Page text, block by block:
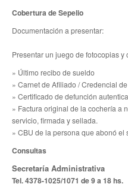
Noticias de Delegaciones y
Memoria histórica
Novedades
Noticias Fiscalización
Buscar
Secretaría general
Cobertura de Sepelio
Documentación a presentar:
Presentar un juego de fotocopias y
» Último recibo de sueldo
» Carnet de Afiliado / Credencial
» Certificado de defunción
» Factura original de la cochería a
servicio, firmada y sellada.
» CBU de la persona que abonó el
Consultas
Secretaría Administrativa
Tel. 4378-1025/1071 de 9 a 18 hs.